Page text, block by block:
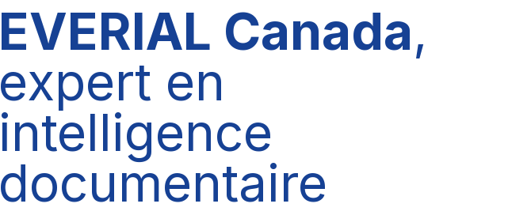
EVERIAL Canada,
expert en
intelligence
documentaire